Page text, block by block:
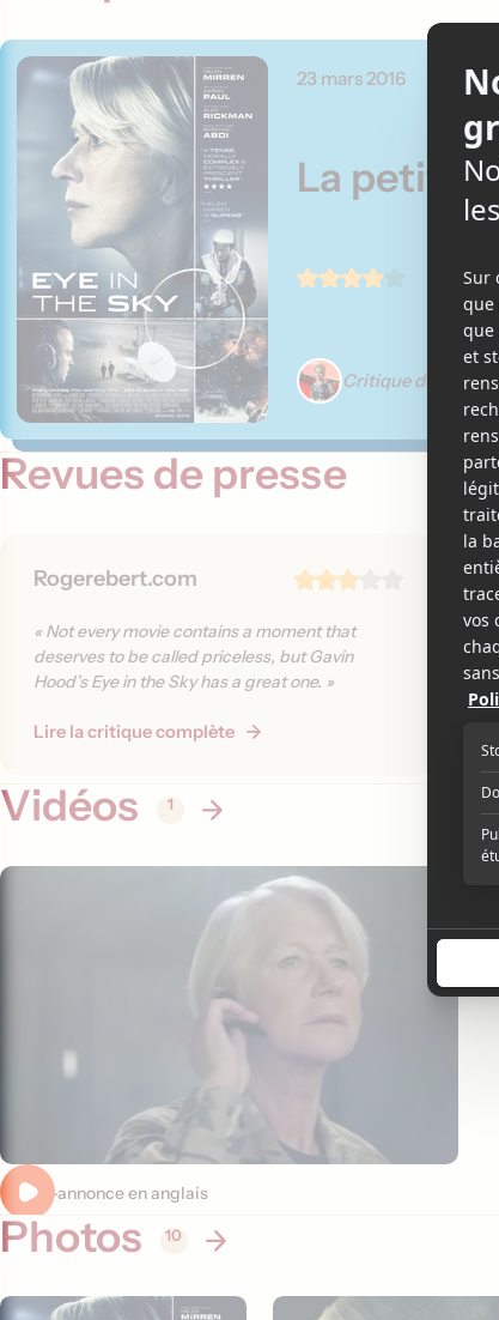
23 mars 2016
La petite
Critique de
Revues de presse
Rogerebert.com
« Not every movie contains a moment that
deserves to be called priceless, but Gavin
Hood’s Eye in the Sky has a great one. »
Lire la critique complète
«
Vidéos 1
Bande-annonce en anglais
Photos 10